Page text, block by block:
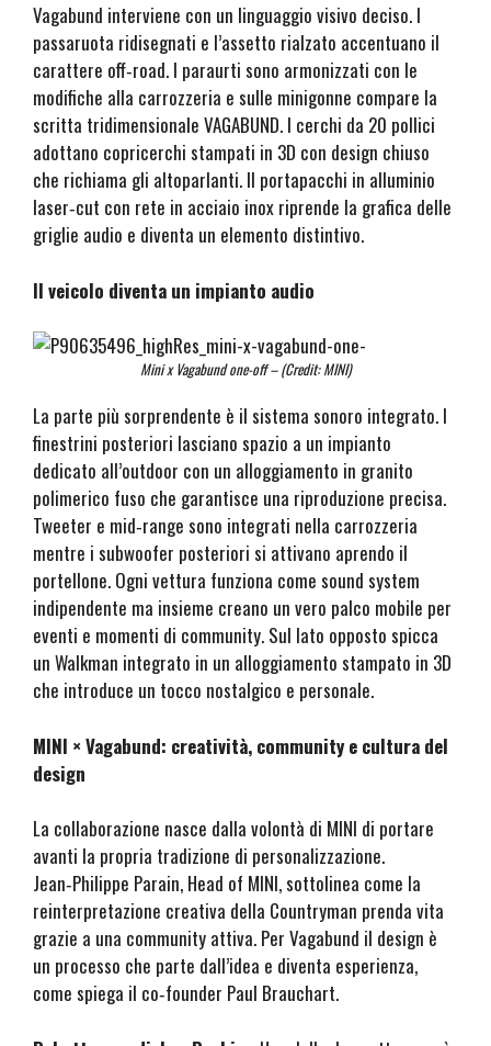
Vagabund interviene con un linguaggio visivo deciso. I
passaruota ridisegnati e l’assetto rialzato accentuano il
carattere off‑road. I paraurti sono armonizzati con le
modifiche alla carrozzeria e sulle minigonne compare la
scritta tridimensionale VAGABUND. I cerchi da 20 pollici
adottano copricerchi stampati in 3D con design chiuso
che richiama gli altoparlanti. Il portapacchi in alluminio
laser‑cut con rete in acciaio inox riprende la grafica delle
griglie audio e diventa un elemento distintivo.
Il veicolo diventa un impianto audio
Mini x Vagabund one-off – (Credit: MINI)
La parte più sorprendente è il sistema sonoro integrato. I
finestrini posteriori lasciano spazio a un impianto
dedicato all’outdoor con un alloggiamento in granito
polimerico fuso che garantisce una riproduzione precisa.
Tweeter e mid‑range sono integrati nella carrozzeria
mentre i subwoofer posteriori si attivano aprendo il
portellone. Ogni vettura funziona come sound system
indipendente ma insieme creano un vero palco mobile per
eventi e momenti di community. Sul lato opposto spicca
un Walkman integrato in un alloggiamento stampato in 3D
che introduce un tocco nostalgico e personale.
MINI × Vagabund: creatività, community e cultura del
design
La collaborazione nasce dalla volontà di MINI di portare
avanti la propria tradizione di personalizzazione.
Jean‑Philippe Parain, Head of MINI, sottolinea come la
reinterpretazione creativa della Countryman prenda vita
grazie a una community attiva. Per Vagabund il design è
un processo che parte dall’idea e diventa esperienza,
come spiega il co‑founder Paul Brauchart.